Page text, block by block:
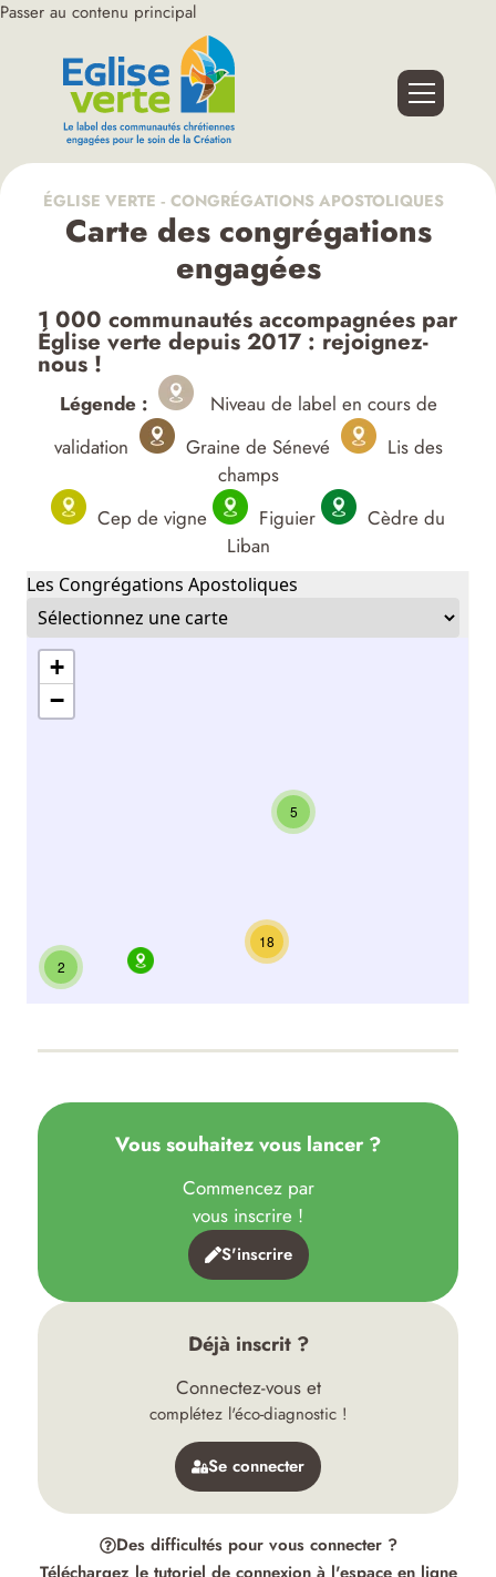
Passer au contenu principal
ÉGLISE VERTE ‑ CONGRÉGATIONS APOSTOLIQUES
Carte des congrégations
engagées
1 000 communautés accompagnées par
Église verte depuis 2017 : rejoignez-
nous !
Légende :
Niveau de label en cours de
validation
Graine de Sénevé
Lis des
champs
Cep de vigne
Figuier
Cèdre du
Liban
Vous souhaitez vous lancer ?
Commencez par
vous inscrire !
S'inscrire
Déjà inscrit ?
Connectez-vous et
complétez l'éco-diagnostic !
Se connecter
Des difficultés pour vous connecter ?